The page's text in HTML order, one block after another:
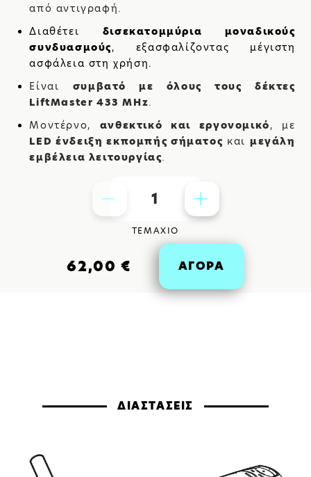
ΒΡΕΙΤΕ ΜΑΣ:
από αντιγραφή.
Διαθέτει δισεκατομμύρια μοναδικούς
συνδυασμούς, εξασφαλίζοντας μέγιστη
ασφάλεια στη χρήση.
Είναι συμβατό με όλους τους δέκτες
LiftMaster 433 MHz.
Μοντέρνο, ανθεκτικό και εργονομικό, με
LED ένδειξη εκπομπής σήματος και μεγάλη
εμβέλεια λειτουργίας.
1
ΤΕΜΑΧΙΟ
62,00 € ΑΓΟΡΑ
ΔΙΑΣΤΑΣΕΙΣ